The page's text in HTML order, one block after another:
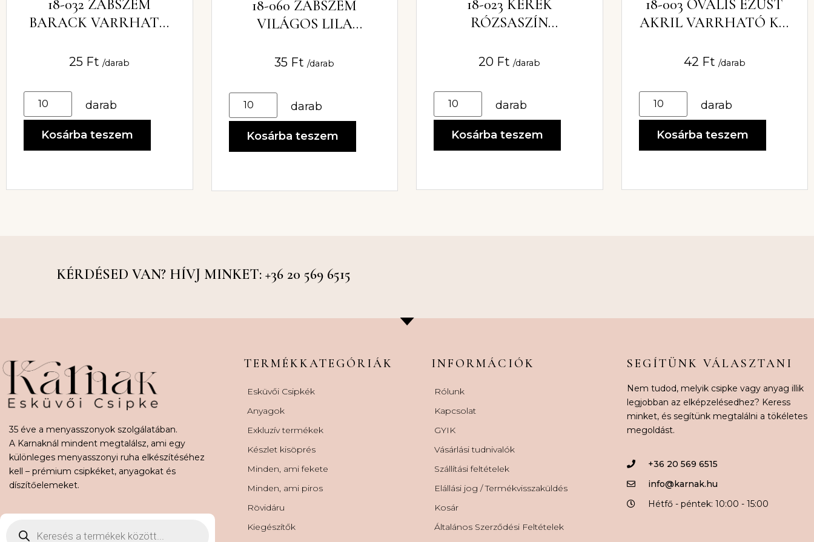
18-032 ZABSZEM
BARACK VARRHATÓ
12MM
25 Ft /darab
darab
Kosárba teszem
18-060 ZABSZEM
VILÁGOS LILA
9MM X 18MM
35 Ft /darab
darab
Kosárba teszem
18-023 KEREK
RÓZSASZÍN
8 MM
20 Ft /darab
darab
Kosárba teszem
18-003 OVÁLIS EZÜST
AKRIL VARRHATÓ KŐ
42 Ft /darab
darab
Kosárba teszem
KÉRDÉSED VAN? HÍVJ MINKET: +36 20 569 6515
35 éve a menyasszonyok szolgálatában.
A Karnaknál mindent megtalálsz, ami egy
különleges menyasszonyi ruha elkészítéséhez
kell – prémium csipkéket, anyagokat és
díszítőelemeket.
TERMÉKKATEGÓRIÁK
Esküvői Csipkék
Anyagok
Exkluzív termékek
Készlet kisöprés
Minden, ami fekete
Minden, ami piros
Rövidáru
Kiegészítők
INFORMÁCIÓK
Rólunk
Kapcsolat
GYIK
Vásárlási tudnivalók
Szállítási feltételek
Elállási jog / Termékvisszaküldés
Kosár
Általános Szerződési Feltételek
SEGÍTÜNK VÁLASZTANI
Nem tudod, melyik csipke vagy anyag illik
legjobban az elképzelésedhez? Keress
minket, és segítünk megtalálni a tökéletes
megoldást.
+36 20 569 6515
info@karnak.hu
Hétfő - péntek: 10:00 - 15:00